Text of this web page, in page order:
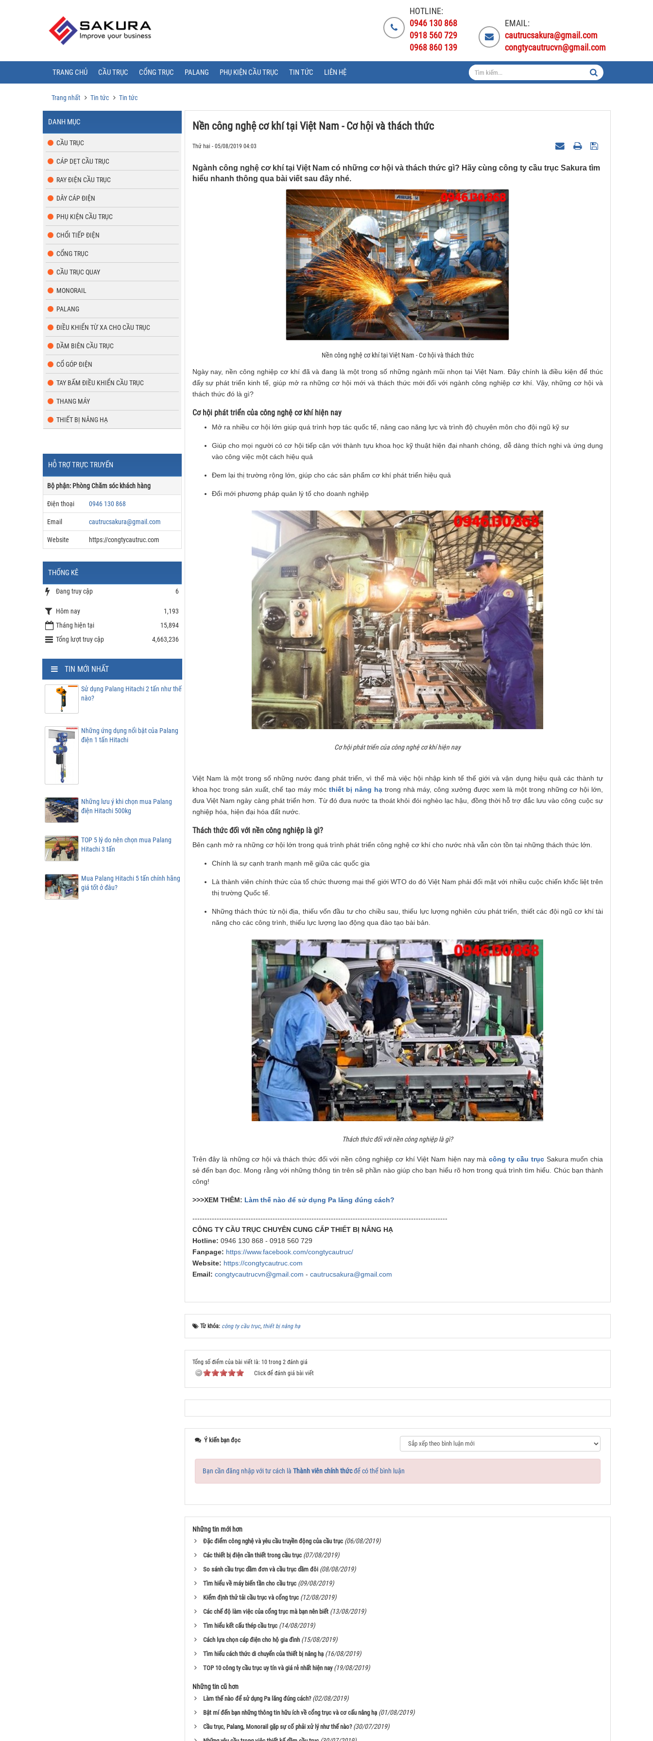
HOTLINE:
0946 130 868
0918 560 729
0968 860 139
EMAIL:
cautrucsakura@gmail.com
congtycautrucvn@gmail.com
TRANG CHỦ CẦU TRỤC CỔNG TRỤC PALANG PHỤ KIỆN CẦU TRỤC TIN TỨC LIÊN HỆ
Trang nhất Tin tức Tin tức
Nền công nghệ cơ khí tại Việt Nam - Cơ hội và thách thức
Thứ hai - 05/08/2019 04:03
Ngành công nghệ cơ khí tại Việt Nam có những cơ hội và thách thức gì? Hãy cùng công ty cầu trục Sakura tìm
hiểu nhanh thông qua bài viết sau đây nhé.
Nền công nghệ cơ khí tại Việt Nam - Cơ hội và thách thức
Ngày nay, nền công nghiệp cơ khí đã và đang là một trong số những ngành mũi nhọn tại Việt Nam. Đây chính là điều kiện để thúc
đẩy sự phát triển kinh tế, giúp mở ra những cơ hội mới và thách thức mới đối với ngành công nghiệp cơ khí. Vậy, những cơ hội và
thách thức đó là gì?
Cơ hội phát triển của công nghệ cơ khí hiện nay
Mở ra nhiều cơ hội lớn giúp quá trình hợp tác quốc tế, nâng cao năng lực và trình độ chuyên môn cho đội ngũ kỹ sư
Giúp cho mọi người có cơ hội tiếp cận với thành tựu khoa học kỹ thuật hiện đại nhanh chóng, dễ dàng thích nghi và ứng dụng
vào công việc một cách hiệu quả
Đem lại thị trường rộng lớn, giúp cho các sản phẩm cơ khí phát triển hiệu quả
Đổi mới phương pháp quản lý tố cho doanh nghiệp
Cơ hội phát triển của công nghệ cơ khí hiện nay
Việt Nam là một trong số những nước đang phát triển, vì thế mà việc hội nhập kinh tế thế giới và vận dụng hiệu quả các thành tự
khoa học trong sản xuất, chế tạo máy móc thiết bị nâng hạtrong nhà máy, công xưởng được xem là một trong những cơ hội lớn,
đưa Việt Nam ngày càng phát triển hơn. Từ đó đưa nước ta thoát khỏi đói nghèo lạc hậu, đồng thời hỗ trợ đắc lưu vào công cuộc sự
nghiệp hóa, hiện đại hóa đất nước.
Thách thức đối với nền công nghiệp là gì?
Bên cạnh mở ra những cơ hội lớn trong quá trình phát triển công nghệ cơ khí cho nước nhà vẫn còn tồn tại những thách thức lớn.
Chính là sự cạnh tranh mạnh mẽ giữa các quốc gia
Là thành viên chính thức của tổ chức thương mại thế giới WTO do đó Việt Nam phải đối mặt với nhiều cuộc chiến khốc liệt trên
thị trường Quốc tế.
Những thách thức từ nội địa, thiếu vốn đầu tư cho chiều sau, thiếu lực lượng nghiên cứu phát triển, thiết các đội ngũ cơ khí tài
năng cho các công trình, thiếu lực lượng lao động qua đào tạo bài bản.
Thách thức đối với nền công nghiệp là gì?
Trên đây là những cơ hội và thách thức đối với nền công nghiệp cơ khí Việt Nam hiện nay mà công ty cầu trụcSakura muốn chia
sẻ đến bạn đọc. Mong rằng với những thông tin trên sẽ phần nào giúp cho bạn hiểu rõ hơn trong quá trình tìm hiểu. Chúc bạn thành
công!
>>>XEM THÊM: Làm thế nào để sử dụng Pa lăng đúng cách?
---------------------------------------------------------------------------------------------------------
CÔNG TY CẦU TRỤC CHUYÊN CUNG CẤP THIẾT BỊ NÂNG HẠ
Hotline: 0946 130 868 - 0918 560 729
Fanpage: https://www.facebook.com/congtycautruc/
Website: https://congtycautruc.com
Email: congtycautrucvn@gmail.com - cautrucsakura@gmail.com
Từ khóa: công ty cầu trục, thiết bị nâng hạ
Tổng số điểm của bài viết là: 10 trong 2 đánh giá
Click để đánh giá bài viết
Ý kiến bạn đọc
Bạn cần đăng nhập với tư cách là Thành viên chính thứcđể có thể bình luận
Những tin mới hơn
Đặc điểm công nghệ và yêu cầu truyền động của cầu trục (06/08/2019)
Các thiết bị điện cần thiết trong cầu trục (07/08/2019)
So sánh cầu trục dầm đơn và cầu trục dầm đôi (08/08/2019)
Tìm hiểu về máy biến tần cho cầu trục (09/08/2019)
Kiểm định thử tải cầu trục và cổng trục (12/08/2019)
Các chế độ làm việc của cổng trục mà bạn nên biết (13/08/2019)
Tìm hiểu kết cấu thép cầu trục (14/08/2019)
Cách lựa chọn cáp điện cho hộ gia đình (15/08/2019)
Tìm hiểu cách thức di chuyển của thiết bị nâng hạ (16/08/2019)
TOP 10 công ty cầu trục uy tín và giá rẻ nhất hiện nay (19/08/2019)
Những tin cũ hơn
Làm thế nào để sử dụng Pa lăng đúng cách? (02/08/2019)
Bật mí đến bạn những thông tin hữu ích về cổng trục và cơ cấu nâng hạ (01/08/2019)
Cầu trục, Palang, Monorail gặp sự cố phải xử lý như thế nào? (30/07/2019)
DANH MỤC
CẦU TRỤC
CÁP DẸT CẦU TRỤC
RAY ĐIỆN CẦU TRỤC
DÂY CÁP ĐIỆN
PHỤ KIỆN CẦU TRỤC
CHỔI TIẾP ĐIỆN
CỔNG TRỤC
CẦU TRỤC QUAY
MONORAIL
PALANG
ĐIỀU KHIỂN TỪ XA CHO CẦU TRỤC
DẦM BIÊN CẦU TRỤC
CỔ GÓP ĐIỆN
TAY BẤM ĐIỀU KHIỂN CẦU TRỤC
THANG MÁY
THIẾT BỊ NÂNG HẠ
HỖ TRỢ TRỰC TRUYẾN
Bộ phận: Phòng Chăm sóc khách hàng
Điện thoại 0946 130 868
Email cautrucsakura@gmail.com
Website https://congtycautruc.com
THỐNG KÊ
Đang truy cập 6
Hôm nay
1,193
Tháng hiện tại
15,894
Tổng lượt truy cập
4,663,236
TIN MỚI NHẤT
Sử dụng Palang Hitachi 2 tấn như thế
nào?
Những ứng dụng nổi bật của Palang
điện 1 tấn Hitachi
Những lưu ý khi chọn mua Palang
điện Hitachi 500kg
TOP 5 lý do nên chọn mua Palang
Hitachi 3 tấn
Mua Palang Hitachi 5 tấn chính hãng
giá tốt ở đâu?